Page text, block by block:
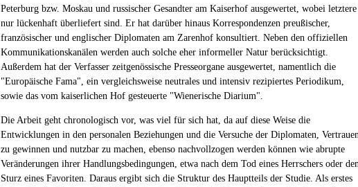
Peterburg bzw. Moskau und russischer Gesandter am Kaiserhof ausgewertet, wobei letztere
nur lückenhaft überliefert sind. Er hat darüber hinaus Korrespondenzen preußischer,
französischer und englischer Diplomaten am Zarenhof konsultiert. Neben den offiziellen
Kommunikationskanälen werden auch solche eher informeller Natur berücksichtigt.
Außerdem hat der Verfasser zeitgenössische Presseorgane ausgewertet, namentlich die
"Europäische Fama", ein vergleichsweise neutrales und intensiv rezipiertes Periodikum,
sowie das vom kaiserlichen Hof gesteuerte "Wienerische Diarium".
Die Arbeit geht chronologisch vor, was viel für sich hat, da auf diese Weise die
Entwicklungen in den personalen Beziehungen und die Versuche der Diplomaten,
zu gewinnen und nutzbar zu machen, ebenso nachvollzogen werden können wie abrupte
Veränderungen ihrer Handlungsbedingungen, etwa nach dem Tod eines Herrschers oder
Sturz eines Favoriten. Daraus ergibt sich die Struktur des Hauptteils der Studie. Als erstes